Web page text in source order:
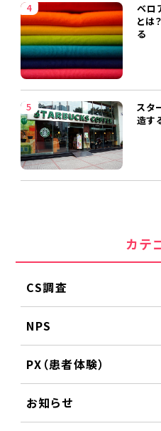
ベロ
とは
る
スタ
造す
カテ
CS調査
NPS
PX（患者体験）
お知らせ